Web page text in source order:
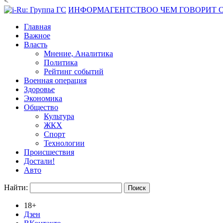
ИНФОРМАГЕНТСТВОО ЧЕМ ГОВОРИТ
Главная
Важное
Власть
Мнение, Аналитика
Политика
Рейтинг событий
Военная операция
Здоровье
Экономика
Общество
Культура
ЖКХ
Спорт
Технологии
Происшествия
Достали!
Авто
Найти:
18+
Дзен